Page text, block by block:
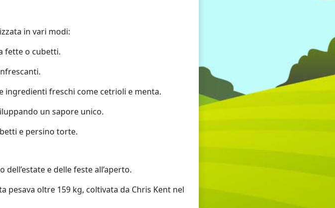
in vari modi:
fette o cubetti.
ingredienti freschi come cetrioli e menta.
un sapore unico.
e persino torte.
dell’estate e delle feste all’aperto.
pesava oltre 159 kg, coltivata da Chris Kent nel